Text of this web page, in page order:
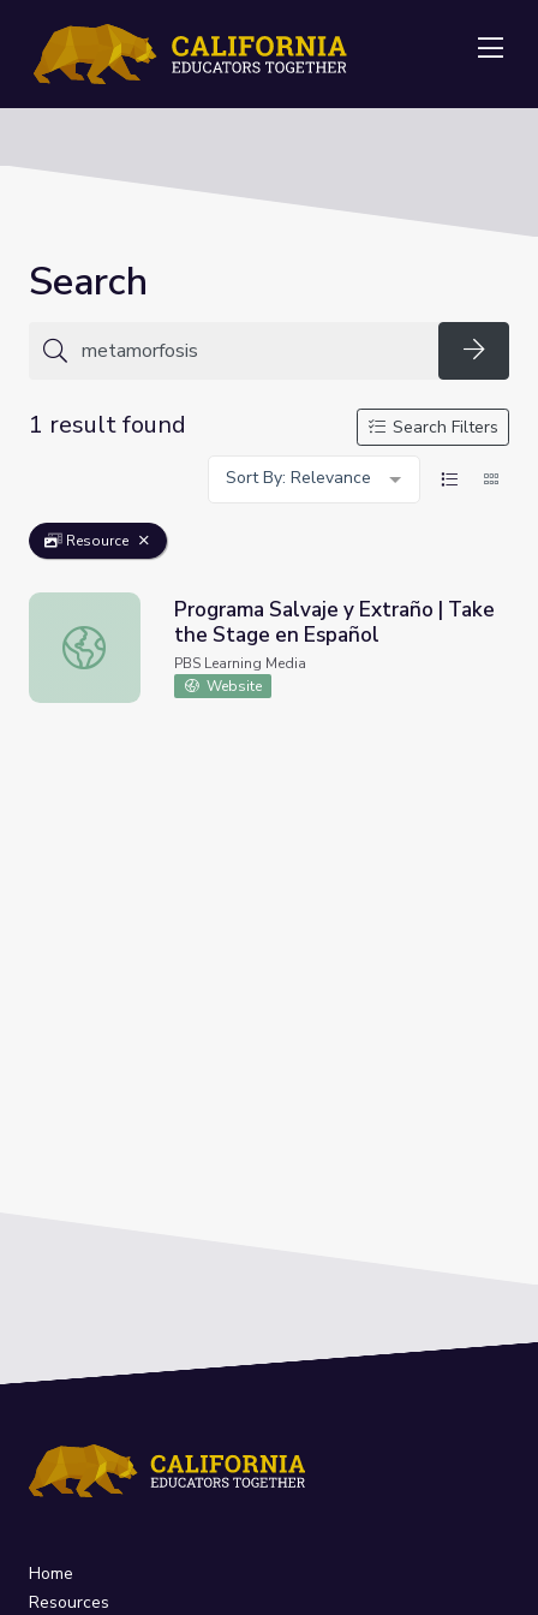
Search
1 result found
Search Filters
Sort By: Relevance
Resource
Programa Salvaje y Extraño | Take the Stage en Español
Programa Salvaje y Extraño | Take
the Stage en Español
PBS Learning Media
Website
Home
Resources